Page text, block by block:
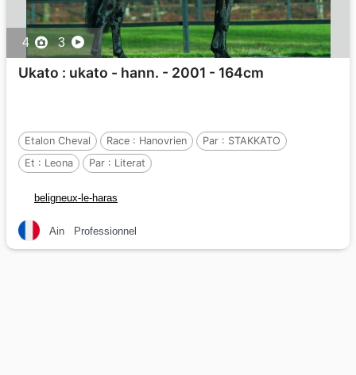
4 3
Ukato : ukato - hann. - 2001 - 164cm
Etalon Cheval Race : Hanovrien Par : STAKKATO
Et : Leona Par : Literat
beligneux-le-haras
Ain Professionnel